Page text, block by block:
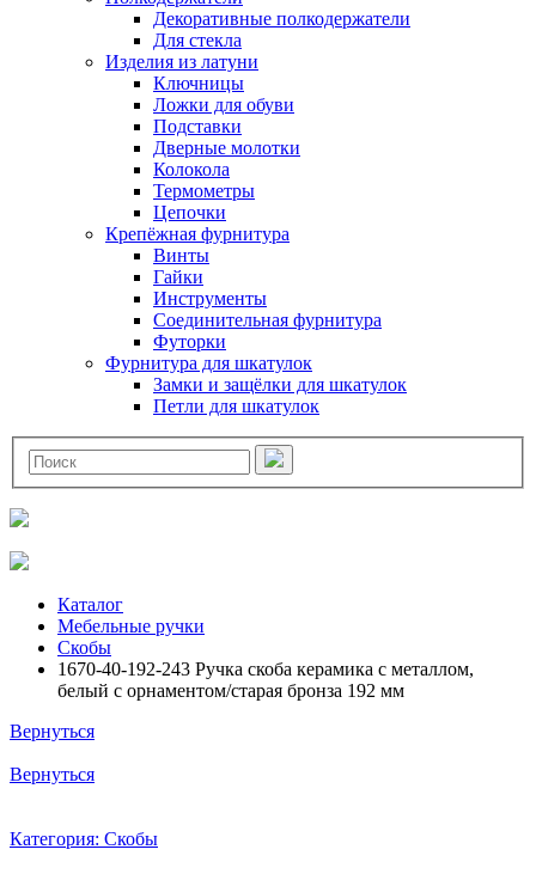
Декоративные полкодержатели
Для стекла
Изделия из латуни
Ключницы
Ложки для обуви
Подставки
Дверные молотки
Колокола
Термометры
Цепочки
Крепёжная фурнитура
Винты
Гайки
Инструменты
Соединительная фурнитура
Футорки
Фурнитура для шкатулок
Замки и защёлки для шкатулок
Петли для шкатулок
Каталог
Мебельные ручки
Скобы
1670-40-192-243 Ручка скоба керамика с металлом,
белый с орнаментом/старая бронза 192 мм
Вернуться
Вернуться
Категория: Скобы